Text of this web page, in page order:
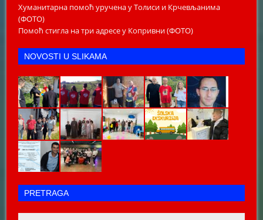
Хуманитарна помоћ уручена у Толиси и Крчевљанима
(ФОТО)
Помоћ стигла на три адресе у Копривни (ФОТО)
NOVOSTI U SLIKAMA
PRETRAGA